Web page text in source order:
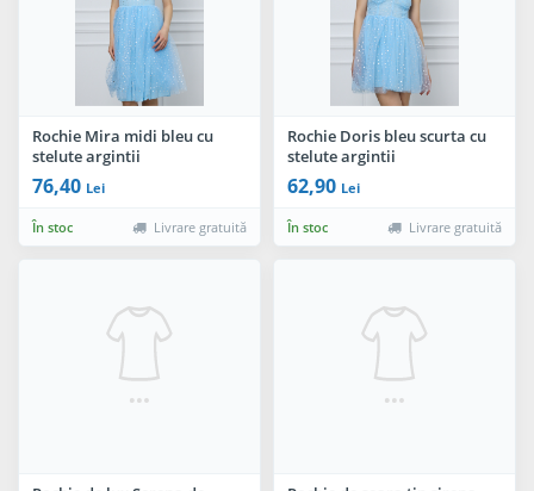
Rochie Mira midi bleu cu
stelute argintii
76,40 Lei
În stoc Livrare gratuită
Rochie Doris bleu scurta cu
stelute argintii
62,90 Lei
În stoc Livrare gratuită